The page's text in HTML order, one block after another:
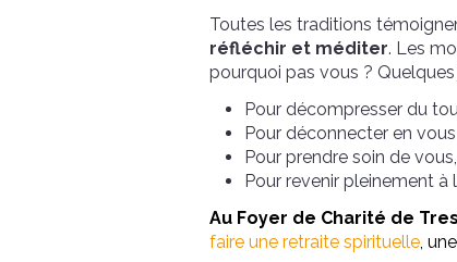
Toutes les traditions
réfléchir et méditer. Les
pourquoi pas vous ?
Pour décompresser du
Pour déconnecter en
Pour prendre soin de
Pour revenir pleinement
Au Foyer de Charité de
faire une retraite spirituelle,